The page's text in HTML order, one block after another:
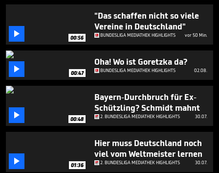
2
seconds
 00:56
"Das schaffen nicht so viele
Vereine in Deutschland"
BUNDESLIGA MEDIATHEK HIGHLIGHTS vor 50 Min.
 00:47
Oha! Wo ist Goretzka da?
BUNDESLIGA MEDIATHEK HIGHLIGHTS 02.08.
 00:48
Bayern-Durchbruch für Ex-
Schützling? Schmidt mahnt
2. BUNDESLIGA MEDIATHEK HIGHLIGHTS 30.07.
 01:36
Hier muss Deutschland noch
viel vom Weltmeister lernen
2. BUNDESLIGA MEDIATHEK HIGHLIGHTS 30.07.